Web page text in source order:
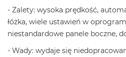
- Zalety: wysoka prędkość,
łóżka, wiele ustawień w
niestandardowe panele boczne,
- Wady: wydaje się